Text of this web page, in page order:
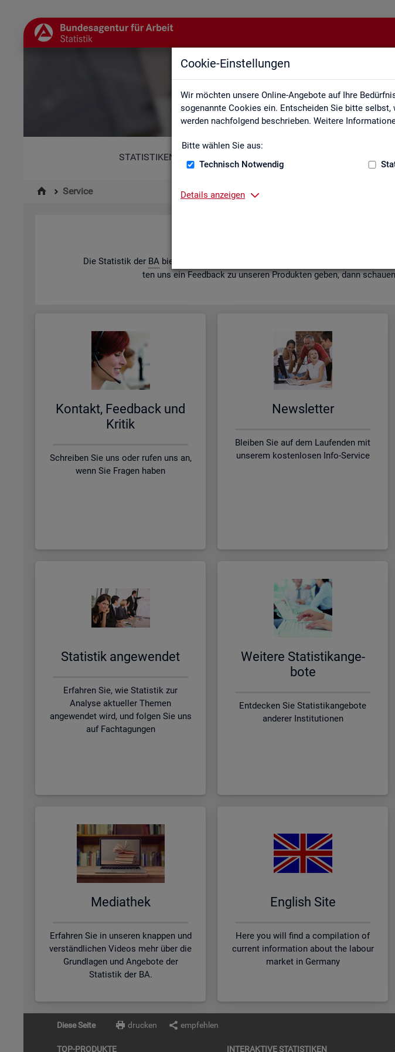
Cookie-Einstellungen
Wir möchten unsere Online-Angebote auf Ihre
sogenannte Cookies ein. Entscheiden Sie bitte
werden nachfolgend beschrieben. Weitere
Bitte wählen Sie aus:
Technisch Notwendig
Details anzeigen
STATISTIKEN
Service
Die Sta­tis­tik der BAbie­tet ein brei­tes An­ge­bot an Pro­duk­ten und
ten uns ein Feed­back zu un­se­ren Pro­duk­ten geben, dann
Kon­takt, Feed­back und
Kri­tik
Schreiben Sie uns oder rufen uns an,
wenn Sie Fragen haben
News­let­ter
Bleiben Sie auf dem Laufenden mit
unserem kostenlosen Info-Service
Sta­tis­tik an­ge­wen­det
Erfahren Sie, wie Statistik zur
Analyse aktueller Themen
angewendet wird, und folgen Sie uns
auf Fachtagungen
Wei­te­re Sta­tis­tik­an­ge­
bo­te
Entdecken Sie Statistikangebote
anderer Institutionen
Me­dia­thek
Erfahren Sie in unseren knappen und
verständlichen Videos mehr über die
Grundlagen und Angebote der
Statistik der BA.
English Site
Here you will find a compilation of
current information about the labour
market in Germany
Diese Seite drucken empfehlen
TOP-PRO­DUK­TE IN­TER­AK­TI­VE STA­TIS­TI­KEN